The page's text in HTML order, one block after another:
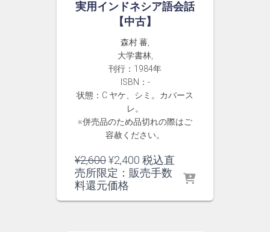
実用インドネシア語会話
【中古】
森村 蕃,
大学書林,
刊行：1984年
ISBN：-
状態：C ヤケ、シミ。カバース
レ。
※併売品のため品切れの際はご
容赦ください。
¥2,600元
の
価
¥2,400 現
在
税込直
売所限定：販売手数
料還元価格